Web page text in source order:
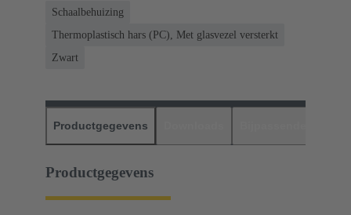
Schaalbehuizing
Thermoplastisch hars (PC), Met glasvezel versterkt
Zwart
Productgegevens
Productgegevens